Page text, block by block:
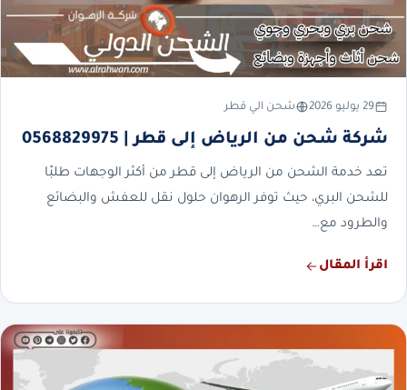
29 يوليو 2026 شحن الي قطر
شركة شحن من الرياض إلى قطر | 0568829975
تعد خدمة الشحن من الرياض إلى قطر من أكثر الوجهات طلبًا
للشحن البري، حيث توفر الرهوان حلول نقل للعفش والبضائع
والطرود مع…
اقرأ المقال